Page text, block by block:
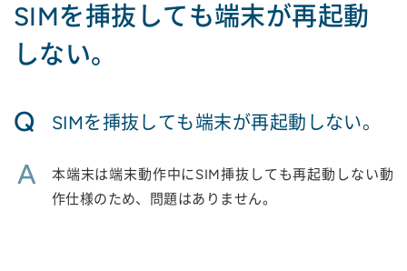
SIMを挿抜しても端末が再起動
しない。
Q SIMを挿抜しても端末が再起動しない。
A
本端末は端末動作中にSIM挿抜しても再起動しない動
作仕様のため、問題はありません。